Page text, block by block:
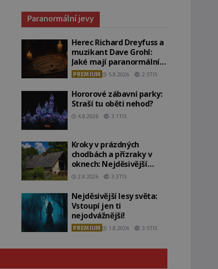
Paranormální jevy
Herec Richard Dreyfuss a
muzikant Dave Grohl:
Jaké mají paranormální
zážitky?
PREMIUM 5.8.2026 2.5TIS
Hororové zábavní parky:
Straší tu oběti nehod?
4.8.2026 3.1TIS
Kroky v prázdných
chodbách a přízraky v
oknech: Nejděsivější
domy v Česku budí hrůzu
2.8.2026 3.3TIS
Nejděsivější lesy světa:
Vstoupí jen ti
nejodvážnější!
PREMIUM 1.8.2026 3.5TIS